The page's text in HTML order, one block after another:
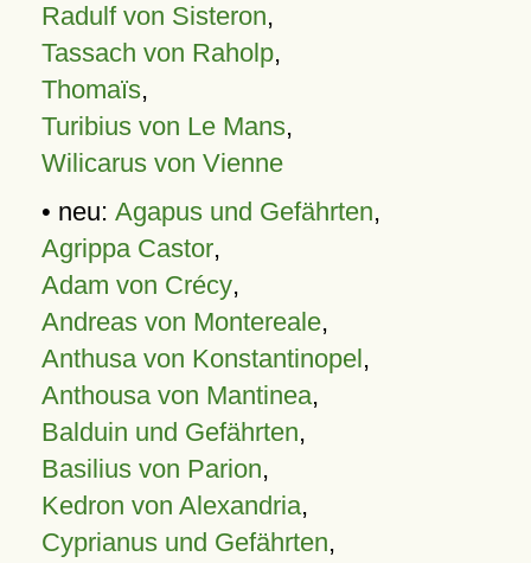
Radulf von Sisteron,
Tassach von Raholp,
Thomaïs,
Turibius von Le Mans,
Wilicarus von Vienne
• neu: Agapus und Gefährten,
Agrippa Castor,
Adam von Crécy,
Andreas von Montereale,
Anthusa von Konstantinopel,
Anthousa von Mantinea,
Balduin und Gefährten,
Basilius von Parion,
Kedron von Alexandria,
Cyprianus und Gefährten,